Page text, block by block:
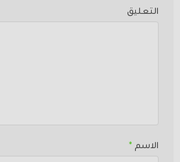
التعليق
الاسم *